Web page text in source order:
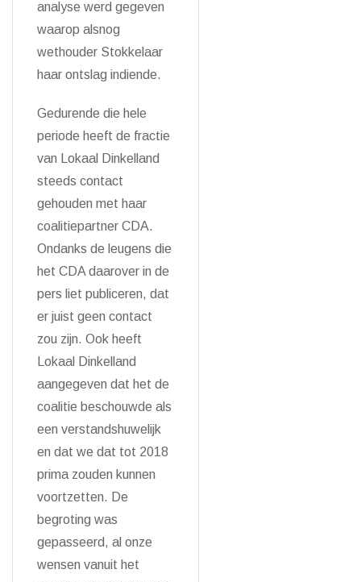
analyse werd gegeven
waarop alsnog
wethouder Stokkelaar
haar ontslag indiende.
Gedurende die hele
periode heeft de fractie
van Lokaal Dinkelland
steeds contact
gehouden met haar
coalitiepartner CDA.
Ondanks de leugens die
het CDA daarover in de
pers liet publiceren, dat
er juist geen contact
zou zijn. Ook heeft
Lokaal Dinkelland
aangegeven dat het de
coalitie beschouwde als
een verstandshuwelijk
en dat we dat tot 2018
prima zouden kunnen
voortzetten. De
begroting was
gepasseerd, al onze
wensen vanuit het